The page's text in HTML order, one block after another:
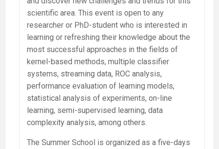
scientific area. This event is open to any
researcher or PhD-student who is interested in
learning or refreshing their knowledge about the
most successful approaches in the fields of
kernel-based methods, multiple classifier
systems, streaming data, ROC analysis,
performance evaluation of learning models,
statistical analysis of experiments, on-line
learning, semi-supervised learning, data
complexity analysis, among others.
The Summer School is organized as a five-days